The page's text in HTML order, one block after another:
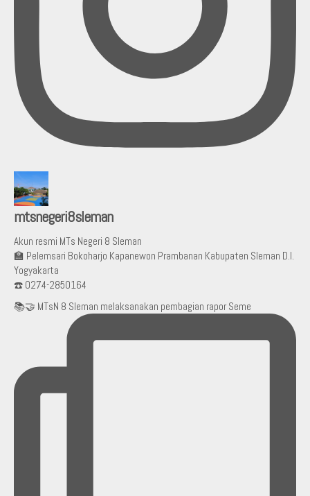
mtsnegeri8sleman
Akun resmi MTs Negeri 8 Sleman
🏫 Pelemsari Bokoharjo Kapanewon Prambanan Kabupaten Sleman D.I.
Yogyakarta
☎️ 0274-2850164
📚🤝 MTsN 8 Sleman melaksanakan pembagian rapor Seme